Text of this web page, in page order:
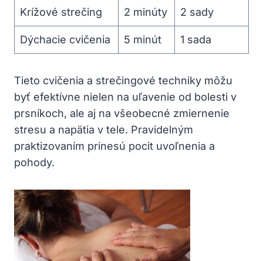
Krížové strečing 2 minúty 2 sady
Dýchacie cvičenia 5 minút 1 sada
Tieto cvičenia a strečingové techniky môžu
byť efektívne nielen na uľavenie od bolesti v
prsníkoch, ale aj na všeobecné zmiernenie
stresu a napätia v tele. Pravidelným
praktizovaním prinesú pocit uvoľnenia a
pohody.